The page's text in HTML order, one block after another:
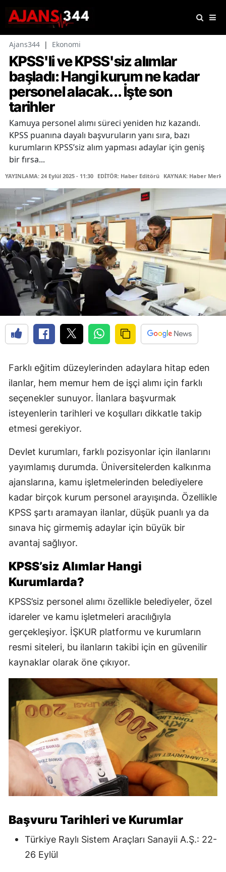
Ajans344 | Ekonomi
KPSS'li ve KPSS'siz alımlar
başladı: Hangi kurum ne kadar
personel alacak... İşte son
tarihler
Kamuya personel alımı süreci yeniden hız kazandı.
KPSS puanına dayalı başvuruların yanı sıra, bazı
kurumların KPSS’siz alım yapması adaylar için geniş
bir fırsa...
YAYINLAMA: 24 Eylül 2025 - 11:30 EDİTÖR: Haber Editörü KAYNAK: Haber
Farklı eğitim düzeylerinden adaylara hitap eden
ilanlar, hem memur hem de işçi alımı için farklı
seçenekler sunuyor. İlanlara başvurmak
isteyenlerin tarihleri ve koşulları dikkatle takip
etmesi gerekiyor.
Devlet kurumları, farklı pozisyonlar için ilanlarını
yayımlamış durumda. Üniversitelerden kalkınma
ajanslarına, kamu işletmelerinden belediyelere
kadar birçok kurum personel arayışında. Özellikle
KPSS şartı aramayan ilanlar, düşük puanlı ya da
sınava hiç girmemiş adaylar için büyük bir
avantaj sağlıyor.
KPSS’siz Alımlar Hangi
Kurumlarda?
KPSS’siz personel alımı özellikle belediyeler, özel
idareler ve kamu işletmeleri aracılığıyla
gerçekleşiyor. İŞKUR platformu ve kurumların
resmi siteleri, bu ilanların takibi için en güvenilir
kaynaklar olarak öne çıkıyor.
Başvuru Tarihleri ve Kurumlar
Türkiye Raylı Sistem Araçları Sanayii A.Ş.: 22-
26 Eylül